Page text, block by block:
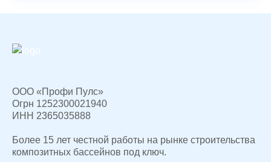
ООО «Профи Пулс»
Огрн 1252300021940
ИНН 2365035888
Более 15 лет честной работы на рынке строительства
композитных бассейнов под ключ.